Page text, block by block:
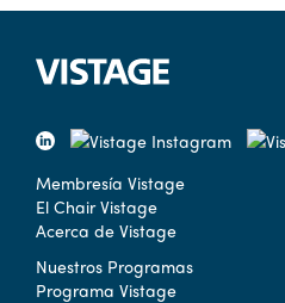
Membresía Vistage
El Chair Vistage
Acerca de Vistage
Nuestros Programas
Programa Vistage